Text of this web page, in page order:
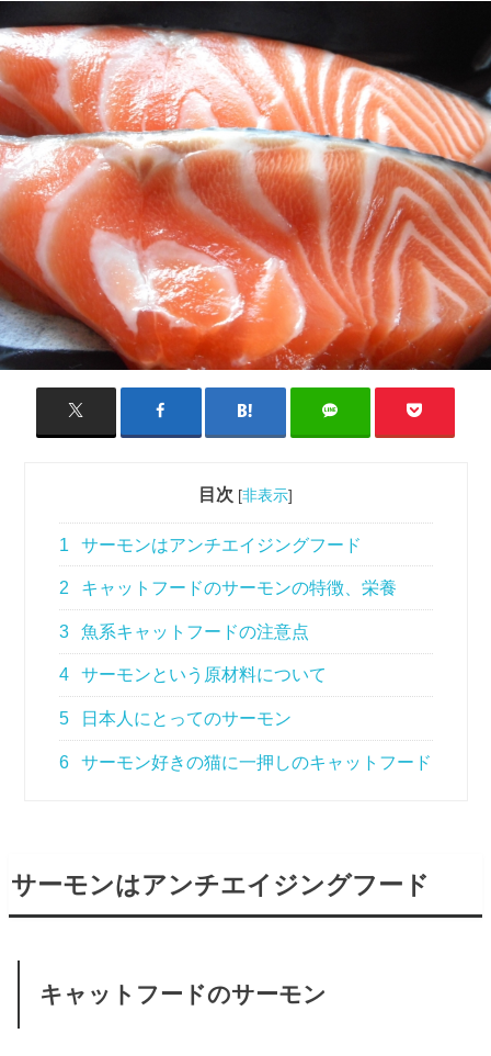
目次 [非表示]
1 サーモンはアンチエイジングフード
2 キャットフードのサーモンの特徴、栄養
3 魚系キャットフードの注意点
4 サーモンという原材料について
5 日本人にとってのサーモン
6 サーモン好きの猫に一押しのキャットフード
サーモンはアンチエイジングフード
キャットフードのサーモン